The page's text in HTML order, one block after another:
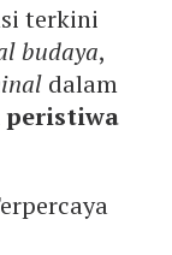
terkini
budaya,
dalam